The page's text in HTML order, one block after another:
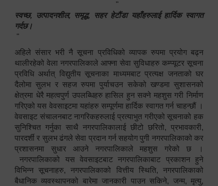
"
स्वच्छ, उत्पादनशील, समृद्ध, सहर हेटौंडा यहाँहरुलाई हार्दिक स्वागत
गर्दछ।
"
अहिले संसार भरी नै सूचना प्रविधिको व्यापक रुपमा प्रयोग बढ्न
थालीरहेको वेला नगरपालिकाले आफ्ना सेवा सुविधाहरु कम्प्यूटर सूचना
प्रविधि अर्थात् विद्युतीय सूचनाका माध्यमबाट प्रत्यक्ष जनताको घर
दैलोमा सुलभ र सहज रुपमा पुर्याचउन सकेको खण्डमा सुशासनको
क्षेत्रमा धेरै महत्वपुर्ण उपलब्धिहरु हासिल हुन सक्ने महशुस गरी निर्माण
गरिएको यस वेवसाइटमा यहांहरु सम्पूर्णमा हार्दिक स्वागत गर्न चाहन्छौं ।
वेवसाइट संचालनबाट नागरिकहरुलाई प्रत्याभुत गरीएको सूचनाको हक
सुनिश्चित गर्नुका साथै नगरपालिकालाई छीटो छरितो, प्रभावकारी,
पारदर्शी र सुलभ ढंगले सेवा प्रदान गर्न सहयोग पुगी नगरपालिकाको कर
प्रशासनमा सुधार आउने नगरपालिकाले महशुस गरेको छ ।
नगरपालिकाको यस वेवसाइटबाट नगरपालिकाबाट प्रकाशन हुने
विभिन्न सूचनाहरु, नगरपालिकाको वित्तीय स्थिति, नगरपालिकाको
बैधानिक व्यवस्थापनको बारेमा जानकारी पाउन सकिने, जन्म, मृत्यु,